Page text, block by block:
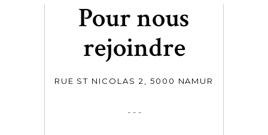
Pour nous
rejoindre
RUE ST NICOLAS 2, 5000 NAMUR
- - -